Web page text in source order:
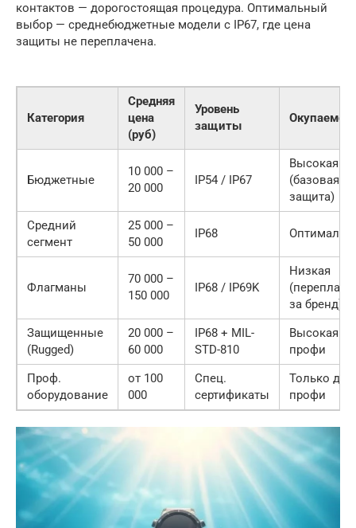
контактов — дорогостоящая процедура. Оптимальный
выбор — среднебюджетные модели с IP67, где цена
защиты не переплачена.
Категория
Средняя
цена
(руб)
Уровень
защиты
Бюджетные
10 000 –
20 000
IP54 / IP67
Высокая
(базовая
защита)
Средний
сегмент
25 000 –
50 000
IP68
Флагманы
70 000 –
150 000
IP68 / IP69K
Низкая
(переплата
за бренд)
Защищенные
(Rugged)
20 000 –
60 000
IP68 + MIL-
STD-810
Высокая
профи
Проф.
оборудование
от 100
000
Спец.
сертификаты
Только для
профи